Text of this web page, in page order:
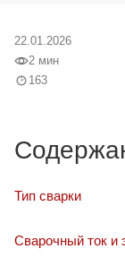
22.01.2026
2 мин
163
Тип сварки
Сварочный ток и